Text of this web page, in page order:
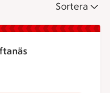
Sortera
är öppen nu,